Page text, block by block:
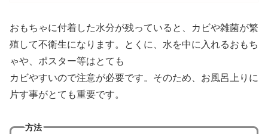
おもちゃに付着した水分が残っていると、カビや雑菌が繁
殖して不衛生になります。とくに、水を中に入れるおもち
ゃや、ポスター等はとても
カビやすいので注意が必要です。そのため、お風呂上りに
片す事がとても重要です。
方法